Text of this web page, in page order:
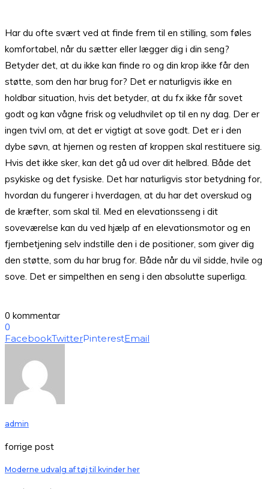
Har du ofte svært ved at finde frem til en stilling, som føles
komfortabel, når du sætter eller lægger dig i din seng?
Betyder det, at du ikke kan finde ro og din krop ikke får den
støtte, som den har brug for? Det er naturligvis ikke en
holdbar situation, hvis det betyder, at du fx ikke får sovet
godt og kan vågne frisk og veludhvilet op til en ny dag. Der er
ingen tvivl om, at det er vigtigt at sove godt. Det er i den
dybe søvn, at hjernen og resten af kroppen skal restituere sig.
Hvis det ikke sker, kan det gå ud over dit helbred. Både det
psykiske og det fysiske. Det har naturligvis stor betydning for,
hvordan du fungerer i hverdagen, at du har det overskud og
de kræfter, som skal til. Med en elevationsseng i dit
soveværelse kan du ved hjælp af en elevationsmotor og en
fjernbetjening selv indstille den i de positioner, som giver dig
den støtte, som du har brug for. Både når du vil sidde, hvile og
sove. Det er simpelthen en seng i den absolutte superliga.
0 kommentar
0
FacebookTwitterPinterestEmail
admin
forrige post
Moderne udvalg af tøj til kvinder her